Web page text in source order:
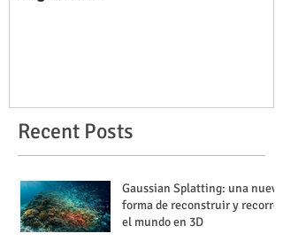
Recent Posts
Gaussian Splatting: una nueva
forma de reconstruir y recorrer
el mundo en 3D